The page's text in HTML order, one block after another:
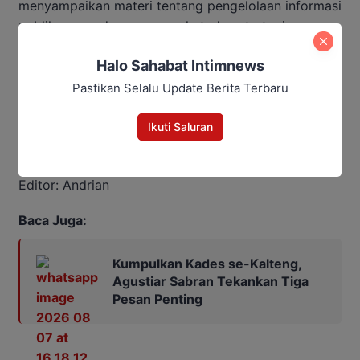
menyampaikan materi tentang pengelolaan informasi
publik, pengaduan masyarakat, dan strategi
Kegiatan ini diharapkan dapat mendorong
Kalteng, serta memperkuat peran ASN sebagai agen
perubahan di bidang komunikasi publik.
Editor: Andrian
Baca Juga:
Kumpulkan Kades se-Kalteng,
Agustiar Sabran Tekankan Tiga
Pesan Penting
Halo Sahabat Intimnews
Pastikan Selalu Update Berita Terbaru
Ikuti Saluran